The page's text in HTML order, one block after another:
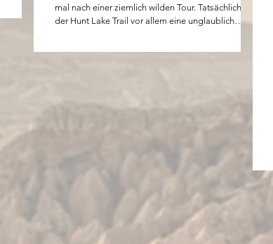
mal nach einer ziemlich wilden Tour. Tatsächlich ist
der Hunt Lake Trail vor allem eine unglaublich